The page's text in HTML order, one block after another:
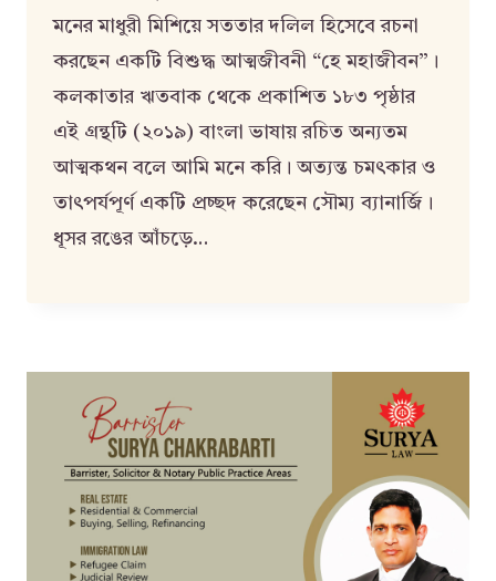
মনের মাধুরী মিশিয়ে সততার দলিল হিসেবে রচনা
করছেন একটি বিশুদ্ধ আত্মজীবনী “হে মহাজীবন”।
​​কলকাতার ঋতবাক থেকে প্রকাশিত ১৮৩ পৃষ্ঠার
এই গ্রন্থটি (২০১৯) বাংলা ভাষায় রচিত অন্যতম
আত্মকথন বলে আমি মনে করি। অত্যন্ত চমৎকার ও
তাৎপর্যপূর্ণ একটি প্রচ্ছদ করেছেন সৌম্য ব্যানার্জি।
ধূসর রঙের আঁচড়ে…